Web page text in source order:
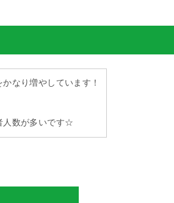
なり増やしています！
人数が多いです☆